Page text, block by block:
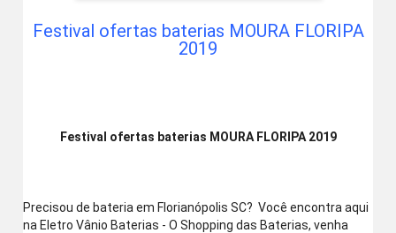
Festival ofertas baterias MOURA FLORIPA
2019
Festival ofertas baterias MOURA FLORIPA 2019
Precisou de bateria em Florianópolis SC?  Você encontra aqui
na Eletro Vânio Baterias - O Shopping das Baterias, venha